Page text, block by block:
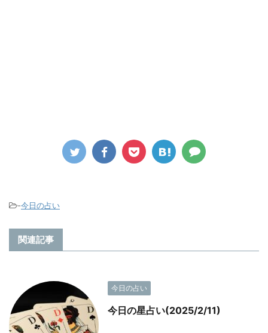
-今日の占い
関連記事
今日の占い
今日の星占い(2025/2/11)